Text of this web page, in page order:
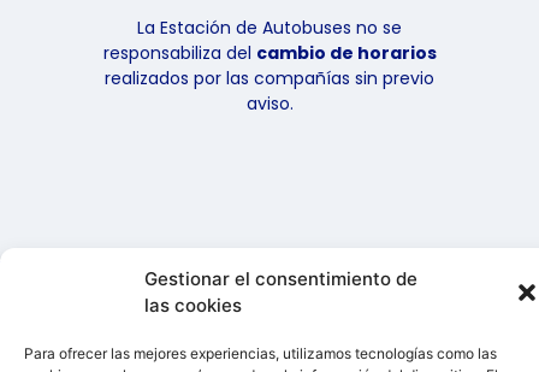
Gestionar el consentimiento de
las cookies
Para ofrecer las mejores experiencias, utilizamos tecnologías como las
La Estación de Autobuses no se
responsabiliza del cambio de horarios
realizados por las compañías sin previo
aviso.
© 2026 GISPMAT S.A.
reservados